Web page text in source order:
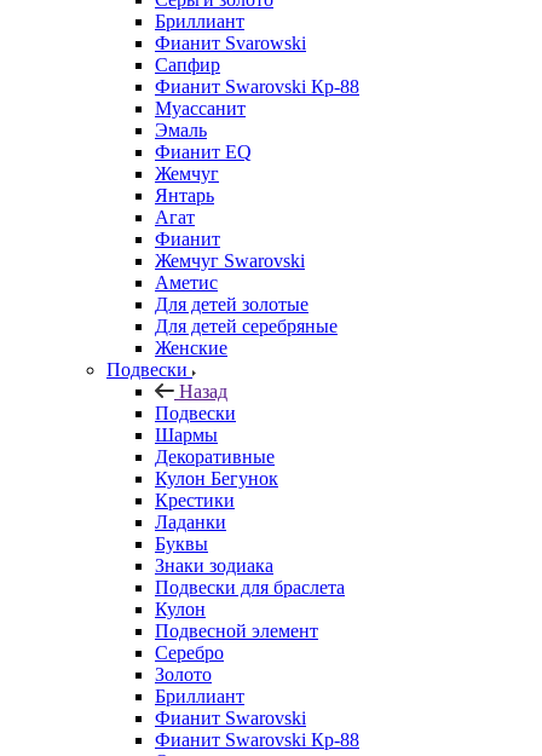
Бриллиант
Фианит Svarowski
Сапфир
Фианит Swarovski Кр-88
Муассанит
Эмаль
Фианит EQ
Жемчуг
Янтарь
Агат
Фианит
Жемчуг Swarovski
Аметис
Для детей золотые
Для детей серебряные
Женские
Подвески
Назад
Подвески
Шармы
Декоративные
Кулон Бегунок
Крестики
Ладанки
Буквы
Знаки зодиака
Подвески для браслета
Кулон
Подвесной элемент
Серебро
Золото
Бриллиант
Фианит Swarovski
Фианит Swarovski Кр-88